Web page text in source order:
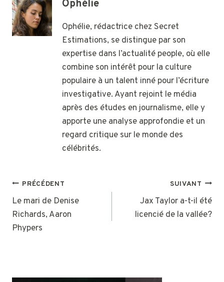
Ophélie
Ophélie, rédactrice chez Secret
Estimations, se distingue par son
expertise dans l’actualité people, où elle
combine son intérêt pour la culture
populaire à un talent inné pour l’écriture
investigative. Ayant rejoint le média
après des études en journalisme, elle y
apporte une analyse approfondie et un
regard critique sur le monde des
célébrités.
NAVIGATION
DE
L’ARTICLE
PRÉCÉDENT
Le mari de Denise
Richards, Aaron
Phypers
SUIVANT
Jax Taylor a-t-il été
licencié de la vallée?